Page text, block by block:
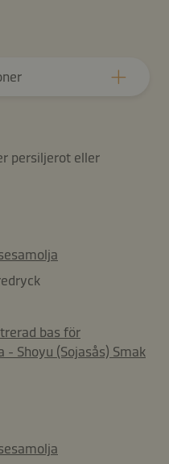
persiljerot eller
bas för
- Shoyu (Sojasås) Smak